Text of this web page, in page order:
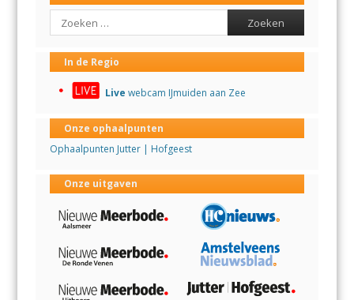
Search
In de Regio
Live webcam IJmuiden aan Zee
Onze ophaalpunten
Ophaalpunten Jutter | Hofgeest
Onze uitgaven